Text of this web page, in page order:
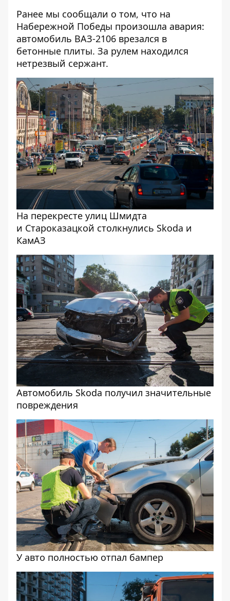
Ранее мы сообщали о том, что на
Набережной Победы произошла авария:
автомобиль ВАЗ-2106 врезался в
бетонные плиты. За рулем находился
нетрезвый сержант.
На перекресте улиц Шмидта
и Староказацкой столкнулись Skoda и
КамАЗ
Автомобиль Skoda получил значительные
повреждения
У авто полностью отпал бампер